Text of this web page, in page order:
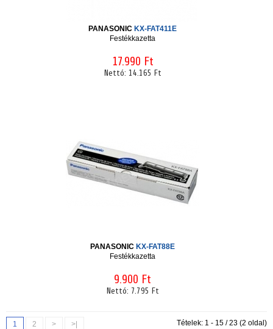
PANASONIC KX-FAT411E
Festékkazetta
17.990 Ft
Nettó: 14.165 Ft
PANASONIC KX-FAT88E
Festékkazetta
9.900 Ft
Nettó: 7.795 Ft
1 2 > >| Tételek: 1 - 15 / 23 (2 oldal)